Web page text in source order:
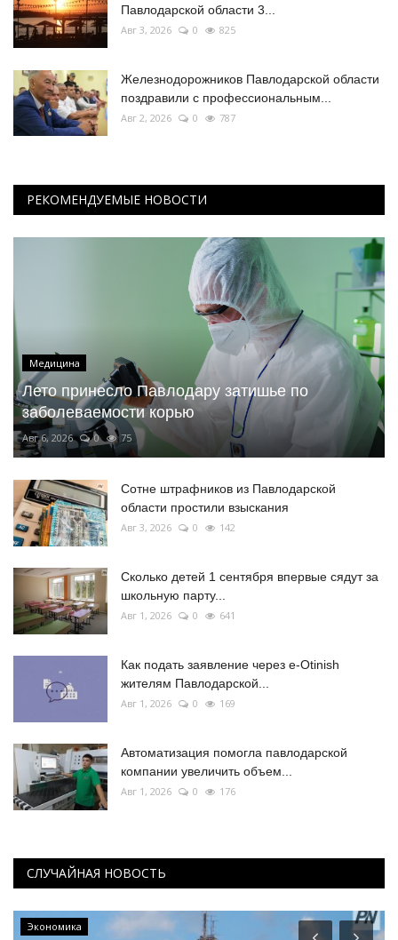
Павлодарской области 3...
Авг 3, 2026 0 825
Железнодорожников Павлодарской области
поздравили с профессиональным...
Авг 2, 2026 0 787
РЕКОМЕНДУЕМЫЕ НОВОСТИ
Медицина
Лето принесло Павлодару затишье по
заболеваемости корью
Авг 6, 2026 0 75
Сотне штрафников из Павлодарской
области простили взыскания
Авг 3, 2026 0 142
Сколько детей 1 сентября впервые сядут за
школьную парту...
Авг 1, 2026 0 641
Как подать заявление через e-Otinish
жителям Павлодарской...
Авг 1, 2026 0 169
Автоматизация помогла павлодарской
компании увеличить объем...
Авг 1, 2026 0 176
СЛУЧАЙНАЯ НОВОСТЬ
Экономика